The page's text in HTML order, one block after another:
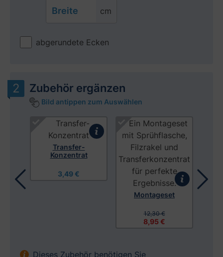
Breite cm
abgerundete Ecken
Zubehör ergänzen
Bild antippen zum Auswählen
Transfer-
Konzentrat
3,49 €
Montageset
8,95 €
12,30 €
Dieses Zubehör benötigen Sie